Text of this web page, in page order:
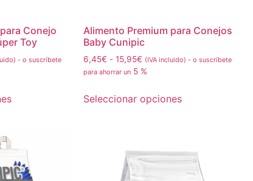
Conejo
Toy
- o suscríbete
Alimento Premium para Conejos
Baby Cunipic
6,45€ - 15,95€ (IVA incluido) - o suscríbete
para ahorrar un 5 %
Seleccionar opciones